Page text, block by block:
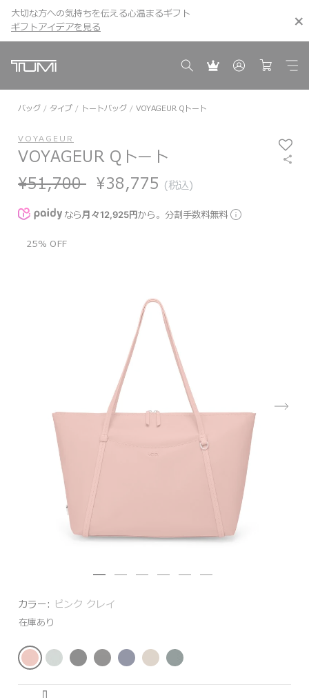
ギフトアイデアを見る こちら
大切な方への気持ちを伝える心温まるギフト
ギフトアイデアを見る
こちら
バッグ タイプ トートバッグ VOYAGEUR Qトート
25% OFF
VOYAGEUR
VOYAGEUR Qトート
¥51,700 ¥38,775 (税込)
なら月々12,925円から。分割手数料無料
カラー: ピンク クレイ
在庫あり